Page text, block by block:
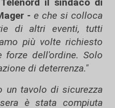
- e che si colloca
di altri eventi, tutti
più volte richiesto
forze dell'ordine. Solo
di deterrenza."
un tavolo di sicurezza
è stata compiuta